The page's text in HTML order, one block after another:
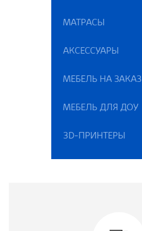
МАТРАСЫ
АКСЕССУАРЫ
МЕБЕЛЬ НА ЗАКАЗ
МЕБЕЛЬ ДЛЯ ДОУ
3D-ПРИНТЕРЫ